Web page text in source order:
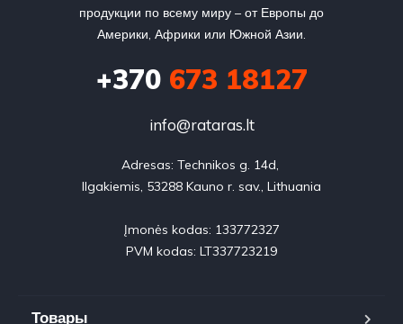
продукции по всему миру – от Европы до
Америки, Африки или Южной Азии.
+370673 18127
info@rataras.lt
Adresas: Technikos g. 14d,
Ilgakiemis, 53288 Kauno r. sav., Lithuania
Įmonės kodas: 133772327
PVM kodas: LT337723219
Товары